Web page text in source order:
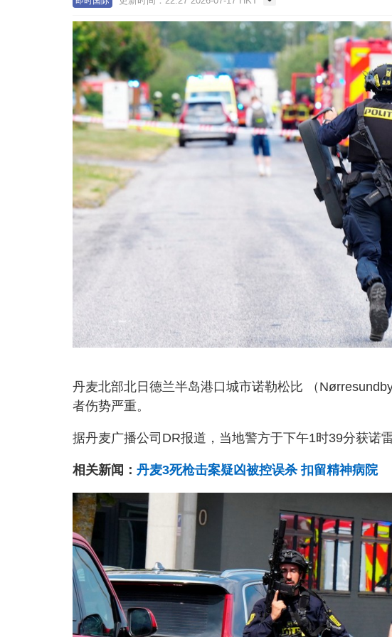
丹麦北部北日德兰半岛港口城市诺勒松比 （
者伤势严重。
据丹麦广播公司DR报道，当地警方于下午1时39分获诺
相关新闻： 丹麦3死枪击案疑凶被控误杀 扣留精神病院